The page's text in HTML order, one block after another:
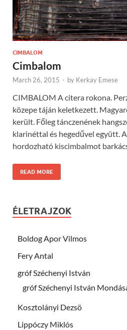
CIMBALOM
Cimbalom
March 26, 2015 - by Kerkay Emese
CIMBALOM A citera rokona.
közepe táján keletkezett.
került. Főleg tánczenének
klarinéttal és hegedűvel együtt.
hordozható kiscimbalmot
READ MORE
ÉLETRAJZOK
Boldog Apor Vilmos
Fery Antal
gróf Széchenyi István
gróf Széchenyi István
Kosztolányi Dezsö
Lippóczy Miklós